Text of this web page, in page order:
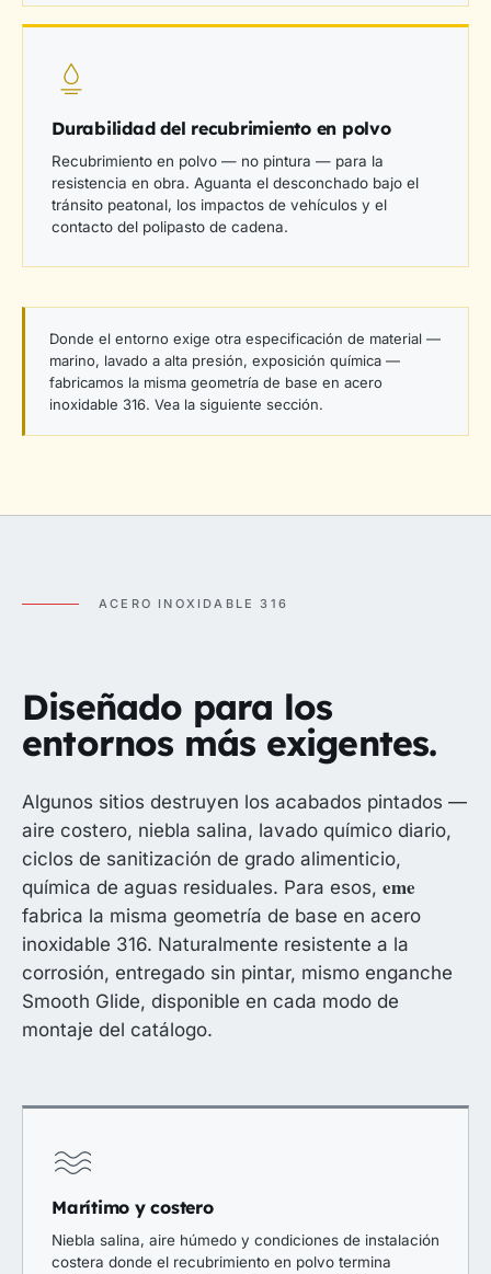
Durabilidad del recubrimiento en polvo
Recubrimiento en polvo — no pintura — para la
resistencia en obra. Aguanta el desconchado bajo el
tránsito peatonal, los impactos de vehículos y el
contacto del polipasto de cadena.
Donde el entorno exige otra especificación de material —
marino, lavado a alta presión, exposición química —
fabricamos la misma geometría de base en acero
inoxidable 316. Vea la siguiente sección.
ACERO INOXIDABLE 316
Diseñado para los
entornos más exigentes.
Algunos sitios destruyen los acabados pintados —
aire costero, niebla salina, lavado químico diario,
ciclos de sanitización de grado alimenticio,
química de aguas residuales. Para esos, eme
fabrica la misma geometría de base en acero
inoxidable 316. Naturalmente resistente a la
corrosión, entregado sin pintar, mismo enganche
Smooth Glide, disponible en cada modo de
montaje del catálogo.
Marítimo y costero
Niebla salina, aire húmedo y condiciones de instalación
costera donde el recubrimiento en polvo termina